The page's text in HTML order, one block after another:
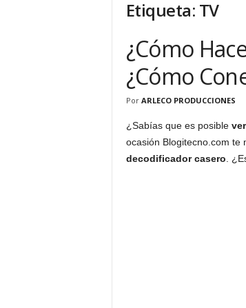
Etiqueta: TV
¿Cómo
¿Cómo
Por ARLECO PRODUCCIONES
¿Sabías que es posible
ocasión Blogitecno.com te
decodificador casero .